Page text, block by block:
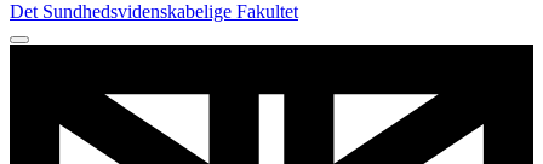
Det Sundhedsvidenskabelige Fakultet